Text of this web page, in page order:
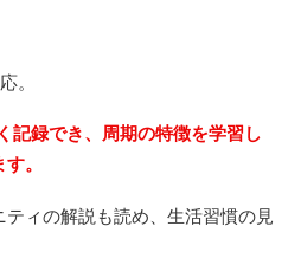
。
記録でき、周期の特徴を学習し
。
ィの解説も読め、生活習慣の見